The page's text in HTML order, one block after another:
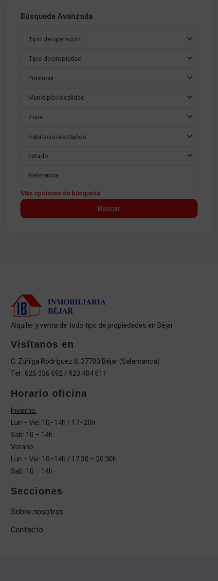
Búsqueda Avanzada
Tipo de operación
Tipo de propiedad
Provincia
Municipio/localidad
Zona
Habitaciones/Baños
Estado
Más opciones de búsqueda
Buscar
Alquiler y venta de todo tipo de propiedades en Béjar
Visítanos en
C. Zúñiga Rodríguez 8, 37700 Béjar (Salamanca)
Tel: 625 336 692 / 923 404 511
Horario oficina
Invierno:
Lun – Vie: 10–14h / 17–20h
Sab: 10 – 14h
Verano:
Lun – Vie: 10–14h / 17:30 – 20:30h
Sab: 10 – 14h
Secciones
Sobre nosotros
Contacto